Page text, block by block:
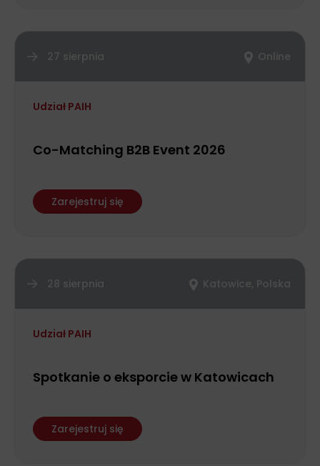
27 sierpnia Online
Udział PAIH
Co-Matching B2B Event 2026
Zarejestruj się
28 sierpnia Katowice, Polska
Udział PAIH
Spotkanie o eksporcie w Katowicach
Zarejestruj się